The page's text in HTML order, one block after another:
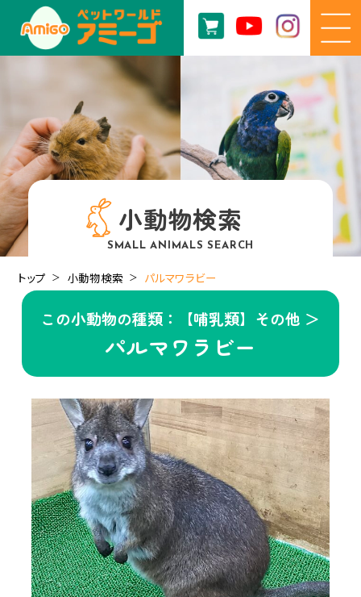
小動物検索
SMALL ANIMALS SEARCH
トップ 小動物検索 パルマワラビー
この小動物の種類：【哺乳類】その他 ＞
パルマワラビー